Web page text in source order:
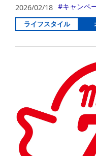
2026/02/18 キャンペ
ライフスタイル